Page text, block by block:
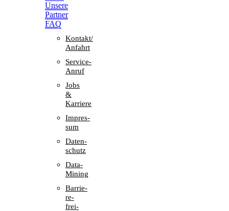
Unsere
Part­ner
FAQ
Kontakt/​​
Anfahrt
Service-
Anruf
Jobs
&
Karriere
Impres­
sum
Daten­
schutz
Data-
Mining
Barrie­
re­
frei­